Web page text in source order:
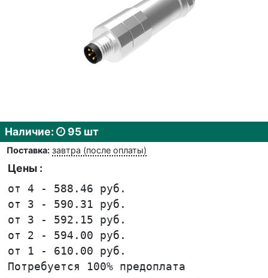
Наличие: 95 шт
Поставка: завтра (после оплаты)
Цены :
от 4 - 588.46 руб.
от 3 - 590.31 руб.
от 3 - 592.15 руб.
от 2 - 594.00 руб.
от 1 - 610.00 руб.
Потребуется 100% предоплата